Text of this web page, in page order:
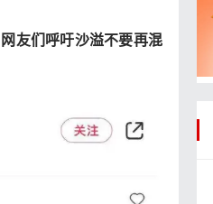
友们呼吁沙溢不要再混